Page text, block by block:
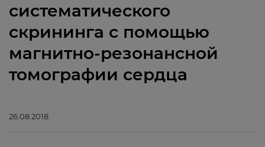
систематического
скрининга с помощью
магнитно-резонансной
томографии сердца
26.08.2018